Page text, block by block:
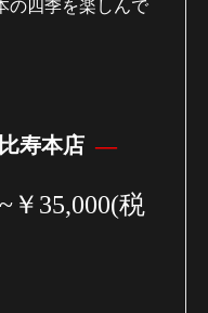
の四季を楽しんで
寿本店
￥35,000(税